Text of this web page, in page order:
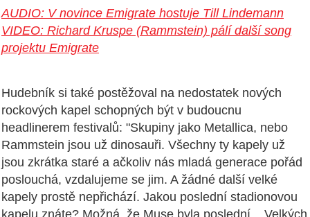
AUDIO: V novince Emigrate hostuje Till Lindemann
VIDEO: Richard Kruspe (Rammstein) pálí další song
projektu Emigrate
Hudebník si také postěžoval na nedostatek nových
rockových kapel schopných být v budoucnu
headlinerem festivalů: "Skupiny jako Metallica, nebo
Rammstein jsou už dinosauři. Všechny ty kapely už
jsou zkrátka staré a ačkoliv nás mladá generace pořád
poslouchá, vzdalujeme se jim. A žádné další velké
kapely prostě nepřichází. Jakou poslední stadionovou